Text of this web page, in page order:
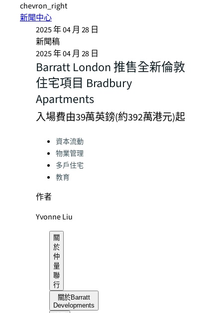
chevron_right
新聞中心
2025 年 04 月 28 日
新聞稿
2025 年 04 月 28 日
Barratt London 推售全新倫敦
住宅項目 Bradbury
Apartments
入場費由39萬英鎊(約392萬港元)起
Categories:
資本流動
物業管理
多戶住宅
教育
作者
Yvonne Liu
關
於
仲
量
聯
行
關於Barratt
Developments